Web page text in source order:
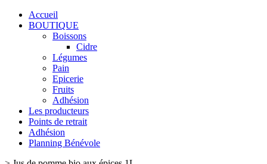
Accueil
BOUTIQUE
Boissons
Cidre
Légumes
Pain
Epicerie
Fruits
Adhésion
Les producteurs
Points de retrait
Adhésion
Planning Bénévole